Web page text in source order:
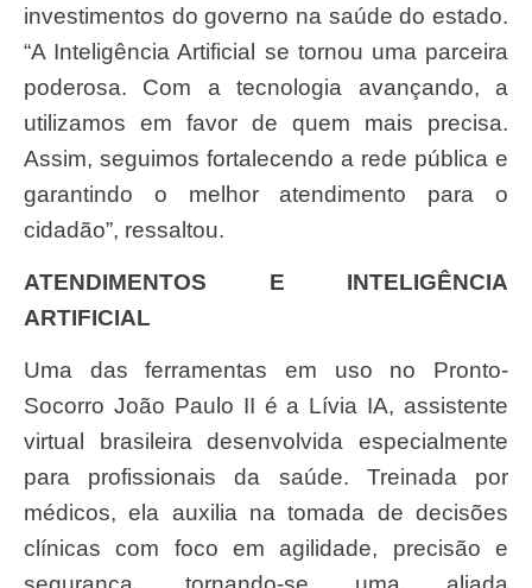
investimentos do governo na saúde do estado.
“A Inteligência Artificial se tornou uma parceira
poderosa. Com a tecnologia avançando, a
utilizamos em favor de quem mais precisa.
Assim, seguimos fortalecendo a rede pública e
garantindo o melhor atendimento para o
cidadão”, ressaltou.
ATENDIMENTOS E INTELIGÊNCIA
ARTIFICIAL
Uma das ferramentas em uso no Pronto-
Socorro João Paulo II é a Lívia IA, assistente
virtual brasileira desenvolvida especialmente
para profissionais da saúde. Treinada por
médicos, ela auxilia na tomada de decisões
clínicas com foco em agilidade, precisão e